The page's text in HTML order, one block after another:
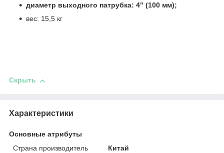
диаметр выходного патрубка: 4" (100 мм);
вес: 15,5 кг
Скрыть
Характеристики
Основные атрибуты
Страна производитель
Китай